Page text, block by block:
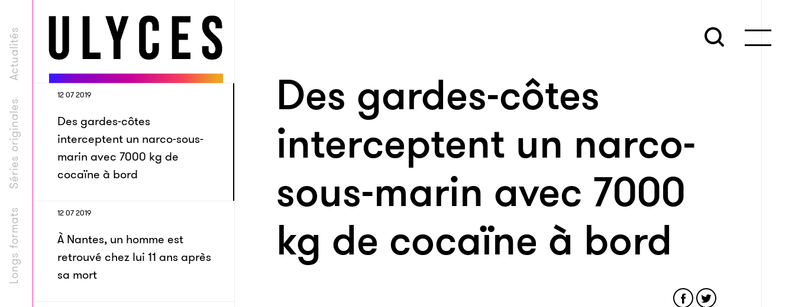
Longs formats
Séries originales
Actualités
12 07 2019
Des gardes-côtes
interceptent un narco-sous-
marin avec 7000 kg de
cocaïne à bord
12 07 2019
À Nantes, un homme est
retrouvé chez lui 11 ans après
sa mort
Des gardes-côtes
interceptent un narco-
sous-marin avec 7000
kg de cocaïne à bord